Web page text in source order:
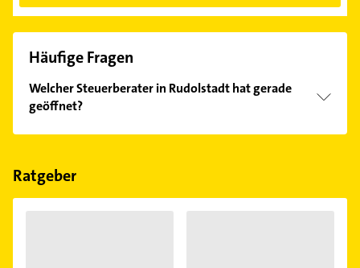
Häufige Fragen
Welcher Steuerberater in Rudolstadt hat gerade
geöffnet?
Im Anbieter-Bereich finden Sie alleÖffnungszeiten.
Feiertagen abweichen können.
Ratgeber